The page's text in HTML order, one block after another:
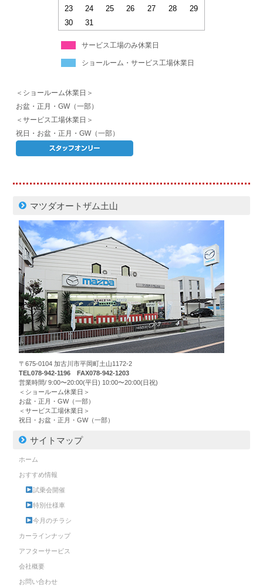
23
24 25 26 27 28
29
30
31
サービス工場のみ休業日
ショールーム・サービス工場休業日
＜ショールーム休業日＞
お盆・正月・GW（一部）
＜サービス工場休業日＞
祝日・お盆・正月・GW（一部）
マツダオートザム土山
〒675-0104 加古川市平岡町土山1172-2
TEL078-942-1196 FAX078-942-1203
営業時間/ 9:00〜20:00(平日) 10:00〜20:00(日祝)
＜ショールーム休業日＞
お盆・正月・GW（一部）
＜サービス工場休業日＞
祝日・お盆・正月・GW（一部）
サイトマップ
ホーム
おすすめ情報
試乗会開催
特別仕様車
今月のチラシ
カーラインナップ
アフターサービス
会社概要
お問い合わせ